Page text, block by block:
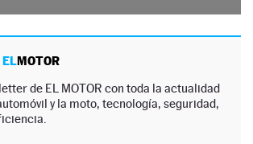
ELMOTOR
de EL MOTOR con toda la actualidad
y la moto, tecnología, seguridad,